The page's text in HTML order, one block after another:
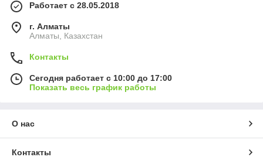
Работает с 28.05.2018
г. Алматы
Алматы, Казахстан
Контакты
Сегодня работает с 10:00 до 17:00
Показать весь график работы
О нас
Контакты